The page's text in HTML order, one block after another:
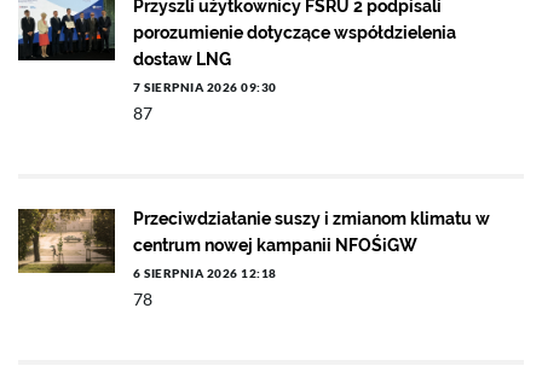
Przyszli użytkownicy FSRU 2 podpisali
porozumienie dotyczące współdzielenia
dostaw LNG
7 SIERPNIA 2026 09:30
87
Przeciwdziałanie suszy i zmianom klimatu w
centrum nowej kampanii NFOŚiGW
6 SIERPNIA 2026 12:18
78